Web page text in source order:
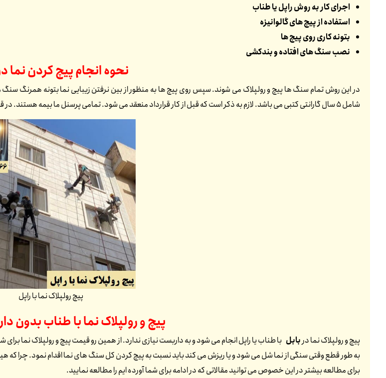
اجرای کار به روش راپل یا طناب
استفاده از پیچ های گالوانیزه
بتونه کاری روی پیچ ها
نصب سنگ های افتاده و بندکشی
نحوه انجام پیچ کردن نما
در این روش تمام سنگ ها پیچ و رولپلاک می شوند. سپس روی پیچ ها به منظور از بین نرفتن زیبایی نما بتونه همرنگ
شامل 5 سال گارانتی کتبی می باشد. لازم به ذکر است که قبل از کار قرارداد منعقد می شود. تمامی پرسنل ما بیمه هستند. در قرارداد نیز ذکر می شود که هیچ مسئولیتی به عهده کارفرما نمی باشد.
پیچ رولپلاک نما با راپل
پیچ و رولپلاک نما با طناب بدون
پیچ و رولپلاک نما دربابل با طناب یا راپل انجام می شود و به داربست نیازی ندارد. از همین رو قیمت پیچ و رولپلاک نما
به طور قطع وقتی سنگی از نما شل می شود و یا ریزش می کند باید نسبت به پیچ کردن کل سنگ های نما اقدام نمود. چرا که
برای مطالعه بیشتر در این خصوص می توانید مقالاتی که در ادامه برای شما آورده ایم را مطالعه نمایید.